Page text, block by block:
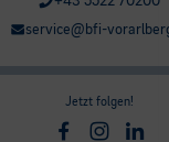
service@bfi-
Jetzt folgen!